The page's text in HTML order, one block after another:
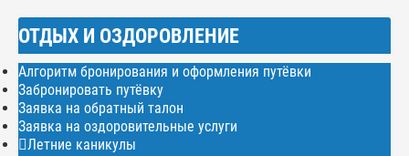
ОТДЫХ И ОЗДОРОВЛЕНИЕ
Алгоритм бронирования и оформления путёвки
Забронировать путёвку
Заявка на обратный талон
Заявка на оздоровительные услуги
Летние каникулы